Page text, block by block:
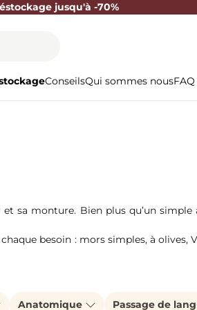
jusqu'à -70%
ConseilsQui sommes nousFAQ
sa monture. Bien plus qu’un
besoin : mors simples, à
innovant (résine, cuir), notre
Anatomique Passage de